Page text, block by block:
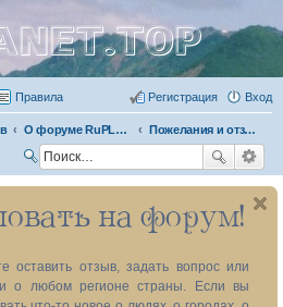
Правила Вход
Регистрация
О форуме RuPLANET.TOP Пожелания и отзывы о форуме
ск
на форум!
отзыв, задать вопрос или
о любом регионе страны. Если вы